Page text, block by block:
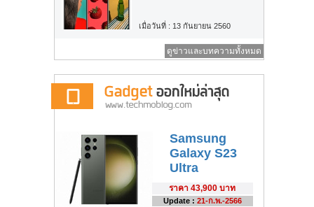
เมื่อวันที่ : 13 กันยายน 2560
ดูข่าวและบทความทั้งหมด
Samsung
Galaxy S23
Ultra
ราคา 43,900 บาท
Update : 21-ก.พ.-2566